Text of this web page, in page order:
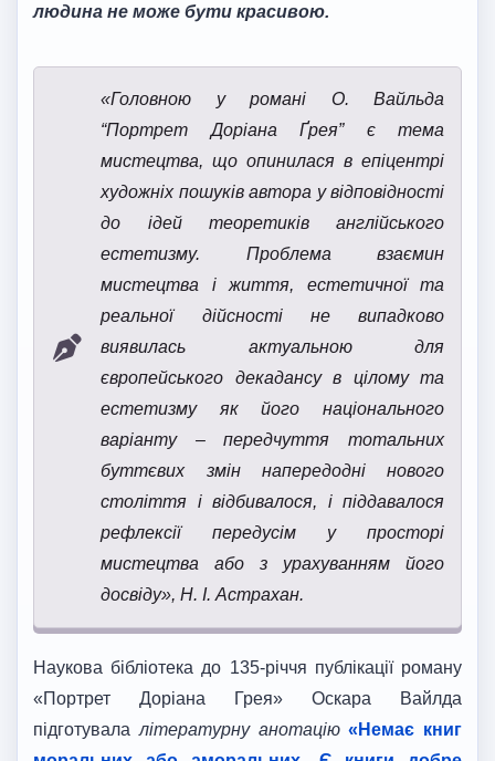
людина не може бути красивою.
«Головною у романі О. Вайльда
“Портрет Доріана Ґрея” є тема
мистецтва, що опинилася в епіцентрі
художніх пошуків автора у відповідності
до ідей теоретиків англійського
естетизму. Проблема взаємин
мистецтва і життя, естетичної та
реальної дійсності не випадково
виявилась актуальною для
європейського декадансу в цілому та
естетизму як його національного
варіанту – передчуття тотальних
буттєвих змін напередодні нового
століття і відбивалося, і піддавалося
рефлексії передусім у просторі
мистецтва або з урахуванням його
досвіду», Н. І. Астрахан.
Наукова бібліотека до 135-річчя публікації роману
«Портрет Доріана Грея» Оскара Вайлда
підготувала літературну анотацію «Немає книг